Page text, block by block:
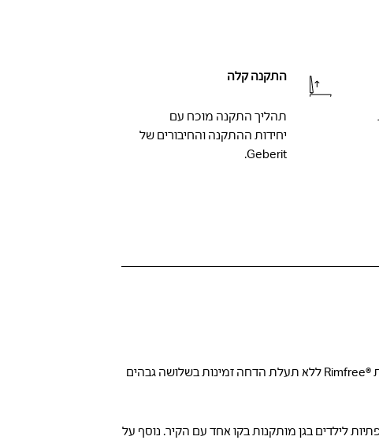
התקנה קלה
תהליך התקנה מוכח עם
יחידות ההתקנה והחיבורים של
Geberit.
האסלות הקרמיות בגובה הנכון והאביזרים המתאימים מתוכננים לסייע לילדים ללמוד כיצד להשתמש באסלות. האסלות הקרמיות בטכנולוגיית Rimfree®‎ ללא תעלת הדחה זמינות בשלושה גבהים
לילדים בגן מותקנות בקו אחד עם הקיר. נוסף על